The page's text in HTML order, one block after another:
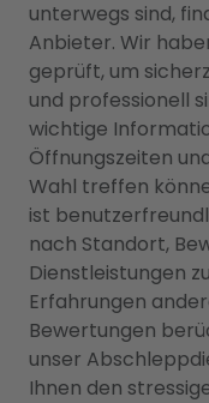
unterwegs sind,
Anbieter. Wir
geprüft, um
und professionell
wichtige
Öffnungszeiten
Wahl treffen
ist
nach Standort,
Dienstleistungen
Erfahrungen
Bewertungen
unser
Ihnen den